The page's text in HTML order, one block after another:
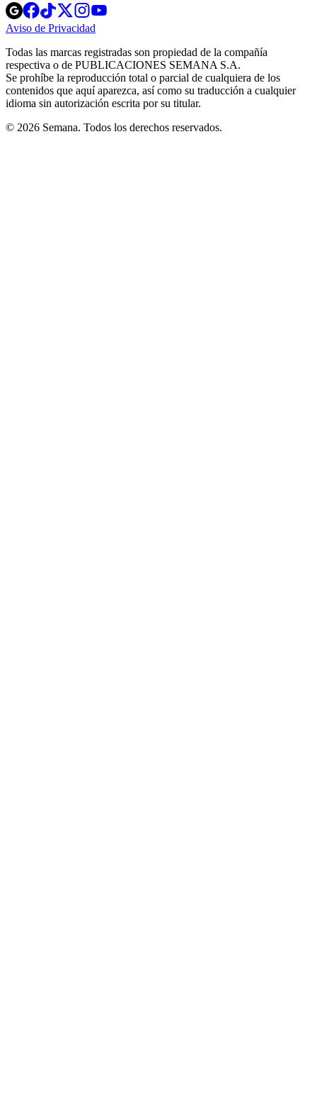
Opens
in
new
Opens
in
new
Opens
in
new
window
Opens
new
windowwindow
Aviso de Privacidad
new
window
Todas las marcas registradas son propiedad de la compañía
respectiva o de PUBLICACIONES SEMANA S.A.
Se prohíbe la reproducción total o parcial de cualquiera de los
contenidos que aquí aparezca, así como su traducción a cualquier
idioma sin autorización escrita por su titular.
© 2026 Semana. Todos los derechos reservados.